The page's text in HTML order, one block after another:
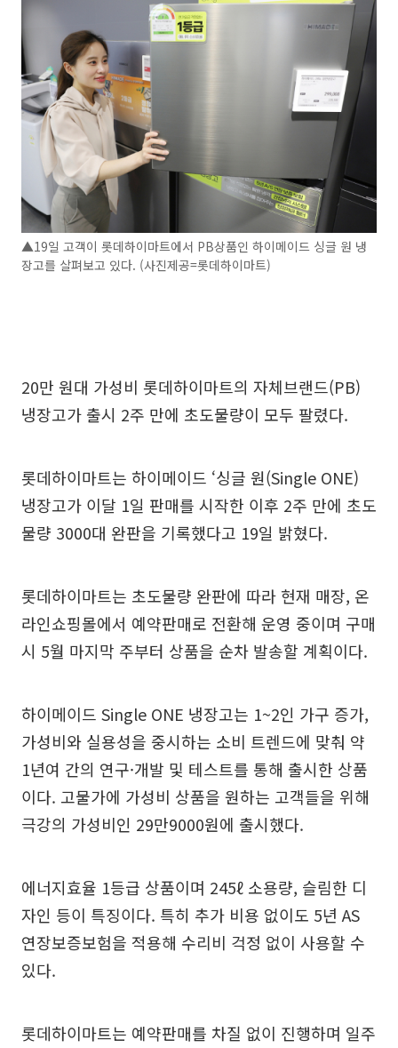
▲19일 고객이 롯데하이마트에서 PB상품인 하이메이드 싱글 원 냉
장고를 살펴보고 있다. (사진제공=롯데하이마트)
20만 원대 가성비 롯데하이마트의 자체브랜드(PB)
냉장고가 출시 2주 만에 초도물량이 모두 팔렸다.
롯데하이마트는 하이메이드 ‘싱글 원(Single ONE)
냉장고가 이달 1일 판매를 시작한 이후 2주 만에 초도
물량 3000대 완판을 기록했다고 19일 밝혔다.
롯데하이마트는 초도물량 완판에 따라 현재 매장, 온
라인쇼핑몰에서 예약판매로 전환해 운영 중이며 구매
시 5월 마지막 주부터 상품을 순차 발송할 계획이다.
하이메이드 Single ONE 냉장고는 1~2인 가구 증가,
가성비와 실용성을 중시하는 소비 트렌드에 맞춰 약
1년여 간의 연구·개발 및 테스트를 통해 출시한 상품
이다. 고물가에 가성비 상품을 원하는 고객들을 위해
극강의 가성비인 29만9000원에 출시했다.
에너지효율 1등급 상품이며 245ℓ 소용량, 슬림한 디
자인 등이 특징이다. 특히 추가 비용 없이도 5년 AS
연장보증보험을 적용해 수리비 걱정 없이 사용할 수
있다.
롯데하이마트는 예약판매를 차질 없이 진행하며 일주